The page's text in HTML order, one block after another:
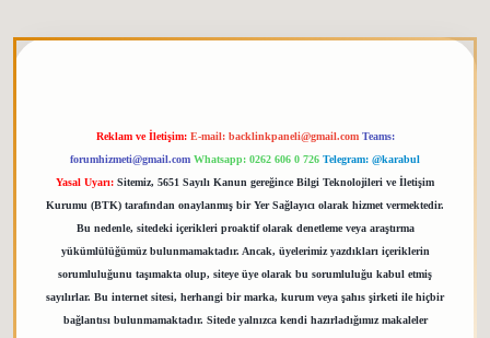
Reklam ve İletişim: E-mail: backlinkpaneli@gmail.com Teams:
forumhizmeti@gmail.com Whatsapp: 0262 606 0 726 Telegram: @karabul
Yasal Uyarı: Sitemiz, 5651 Sayılı Kanun gereğince Bilgi Teknolojileri ve İletişim
Kurumu (BTK) tarafından onaylanmış bir Yer Sağlayıcı olarak hizmet vermektedir.
Bu nedenle, sitedeki içerikleri proaktif olarak denetleme veya araştırma
yükümlülüğümüz bulunmamaktadır. Ancak, üyelerimiz yazdıkları içeriklerin
sorumluluğunu taşımakta olup, siteye üye olarak bu sorumluluğu kabul etmiş
sayılırlar. Bu internet sitesi, herhangi bir marka, kurum veya şahıs şirketi ile hiçbir
bağlantısı bulunmamaktadır. Sitede yalnızca kendi hazırladığımız makaleler